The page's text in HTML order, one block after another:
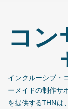
コ
インクルーシブ・
ーメイドの制作サ
を提供するTHNは